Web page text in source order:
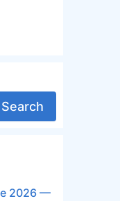
Search
2026 —